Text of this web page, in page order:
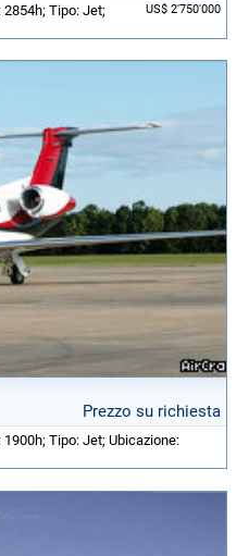
US$ 2'750'000
Tipo: Jet;
Prezzo su richiesta
Tipo: Jet; Ubicazione: